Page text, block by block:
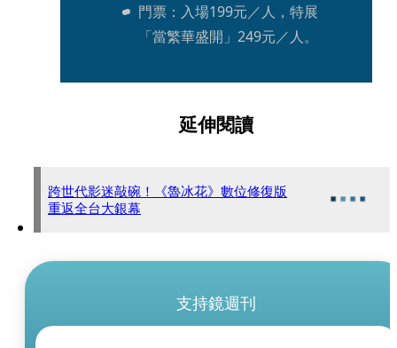
門票：入場199元／人，特展
「當繁華盛開」249元／人。
延伸閱讀
跨世代影迷敲碗！《魯冰花》數位修復版
重返全台大銀幕
支持鏡週刊